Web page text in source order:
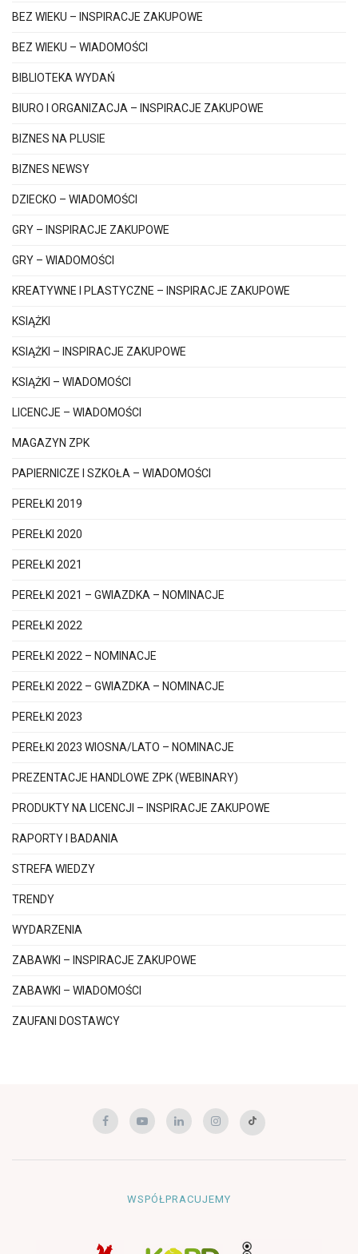
BEZ WIEKU – INSPIRACJE ZAKUPOWE
BEZ WIEKU – WIADOMOŚCI
BIBLIOTEKA WYDAŃ
BIURO I ORGANIZACJA – INSPIRACJE ZAKUPOWE
BIZNES NA PLUSIE
BIZNES NEWSY
DZIECKO – WIADOMOŚCI
GRY – INSPIRACJE ZAKUPOWE
GRY – WIADOMOŚCI
KREATYWNE I PLASTYCZNE – INSPIRACJE ZAKUPOWE
KSIĄŻKI
KSIĄŻKI – INSPIRACJE ZAKUPOWE
KSIĄŻKI – WIADOMOŚCI
LICENCJE – WIADOMOŚCI
MAGAZYN ZPK
PAPIERNICZE I SZKOŁA – WIADOMOŚCI
PEREŁKI 2019
PEREŁKI 2020
PEREŁKI 2021
PEREŁKI 2021 – GWIAZDKA – NOMINACJE
PEREŁKI 2022
PEREŁKI 2022 – NOMINACJE
PEREŁKI 2022 – GWIAZDKA – NOMINACJE
PEREŁKI 2023
PEREŁKI 2023 WIOSNA/LATO – NOMINACJE
PREZENTACJE HANDLOWE ZPK (WEBINARY)
PRODUKTY NA LICENCJI – INSPIRACJE ZAKUPOWE
RAPORTY I BADANIA
STREFA WIEDZY
TRENDY
WYDARZENIA
ZABAWKI – INSPIRACJE ZAKUPOWE
ZABAWKI – WIADOMOŚCI
ZAUFANI DOSTAWCY
WSPÓŁPRACUJEMY